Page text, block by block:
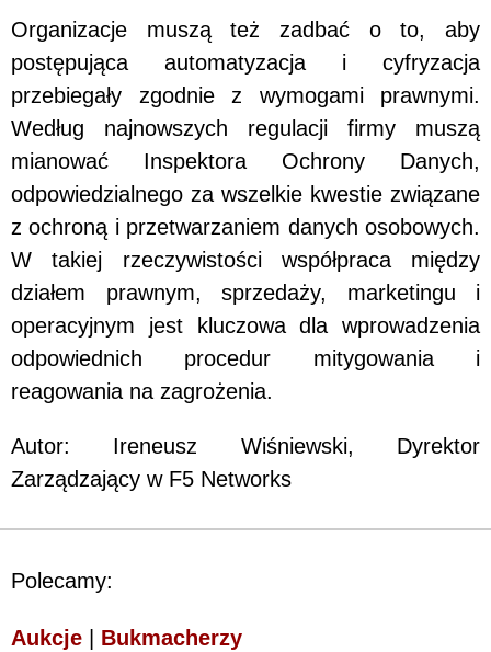
Organizacje muszą też zadbać o to, aby
postępująca automatyzacja i cyfryzacja
przebiegały zgodnie z wymogami prawnymi.
Według najnowszych regulacji firmy muszą
mianować Inspektora Ochrony Danych,
odpowiedzialnego za wszelkie kwestie związane
z ochroną i przetwarzaniem danych osobowych.
W takiej rzeczywistości współpraca między
działem prawnym, sprzedaży, marketingu i
operacyjnym jest kluczowa dla wprowadzenia
odpowiednich procedur mitygowania i
reagowania na zagrożenia.
Autor: Ireneusz Wiśniewski, Dyrektor
Zarządzający w F5 Networks
Polecamy:
Aukcje Bukmacherzy